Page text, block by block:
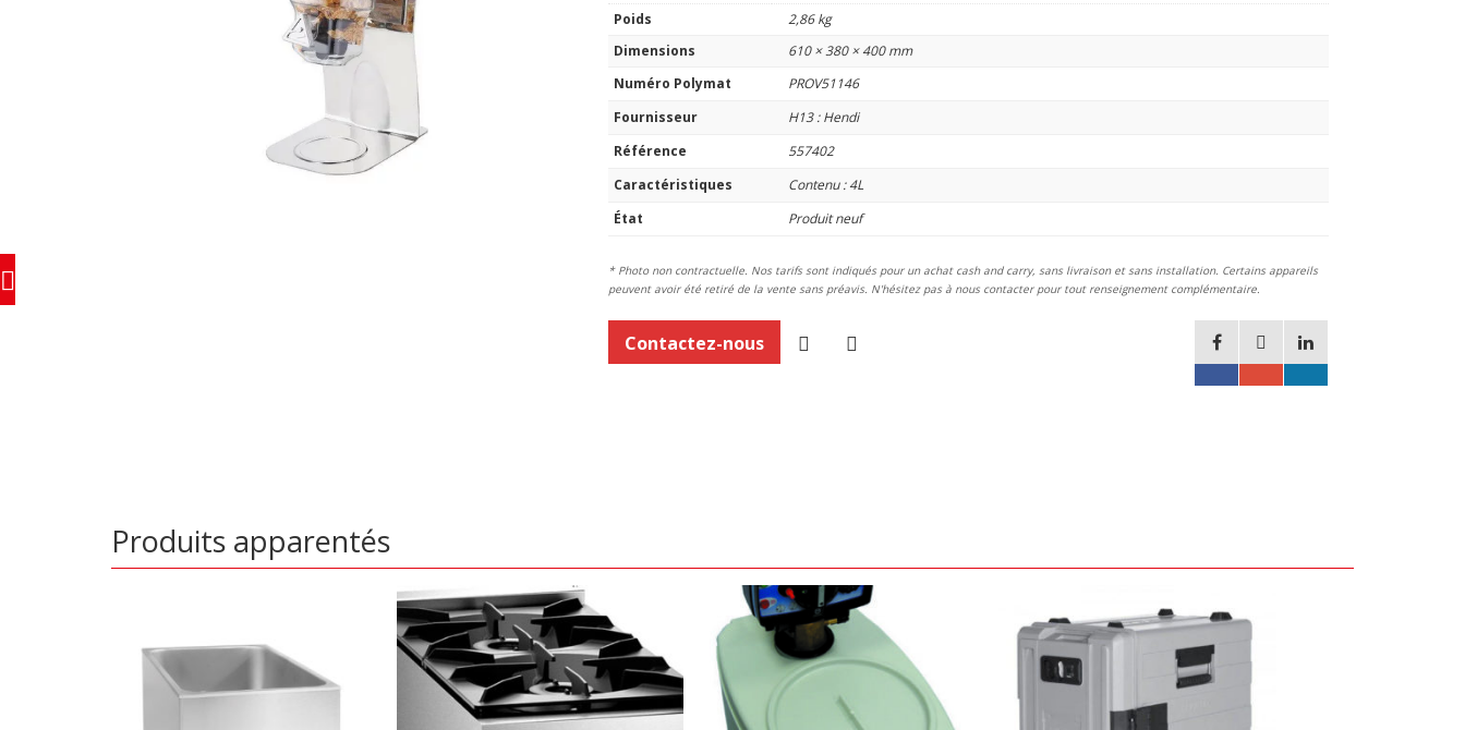
Poids
2,86 kg
Dimensions
610 × 380 × 400 mm
Numéro Polymat
PROV51146
Fournisseur
H13 : Hendi
Référence
557402
Caractéristiques
Contenu : 4L
État
Produit neuf
* Photo non contractuelle. Nos tarifs sont indiqués pour un achat cash and carry, sans livraison et sans installation. Certains appareils
peuvent avoir été retiré de la vente sans préavis. N'hésitez pas à nous contacter pour tout renseignement complémentaire.
Contactez-nous
Produits apparentés